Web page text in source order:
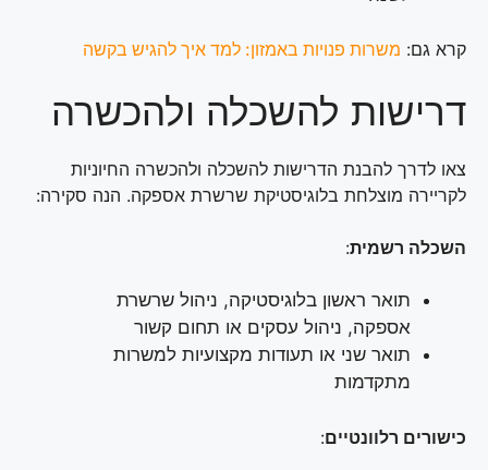
קרא גם: משרות פנויות באמזון: למד איך להגיש בקשה
דרישות להשכלה ולהכשרה
צאו לדרך להבנת הדרישות להשכלה ולהכשרה החיוניות
לקריירה מוצלחת בלוגיסטיקת שרשרת אספקה. הנה סקירה:
השכלה רשמית:
תואר ראשון בלוגיסטיקה, ניהול שרשרת
אספקה, ניהול עסקים או תחום קשור
תואר שני או תעודות מקצועיות למשרות
מתקדמות
כישורים רלוונטיים: